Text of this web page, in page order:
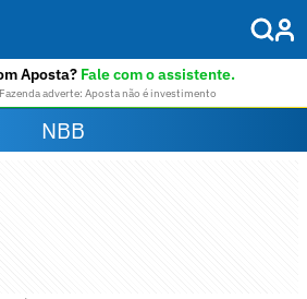
Aposta? Fale com o assistente.
adverte: Aposta não é investimento
NBB